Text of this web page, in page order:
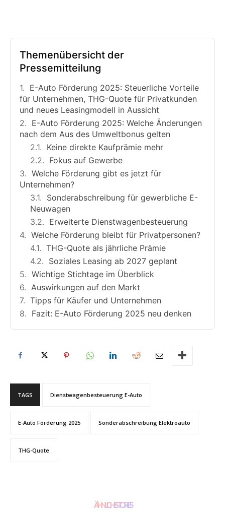
Themenübersicht der
Pressemitteilung
E-Auto Förderung 2025: Steuerliche Vorteile
für Unternehmen, THG-Quote für Privatkunden
und neues Leasingmodell in Aussicht
E-Auto Förderung 2025: Welche Änderungen
nach dem Aus des Umweltbonus gelten
Keine direkte Kaufprämie mehr
Fokus auf Gewerbe
Welche Förderung gibt es jetzt für
Unternehmen?
Sonderabschreibung für gewerbliche E-
Neuwagen
Erweiterte Dienstwagenbesteuerung
Welche Förderung bleibt für Privatpersonen?
THG-Quote als jährliche Prämie
Soziales Leasing ab 2027 geplant
Wichtige Stichtage im Überblick
Auswirkungen auf den Markt
Tipps für Käufer und Unternehmen
Fazit: E-Auto Förderung 2025 neu denken
TAGS Dienstwagenbesteuerung E-Auto
E-Auto Förderung 2025 Sonderabschreibung Elektroauto
THG-Quote
ÄHNLICHE STORIES